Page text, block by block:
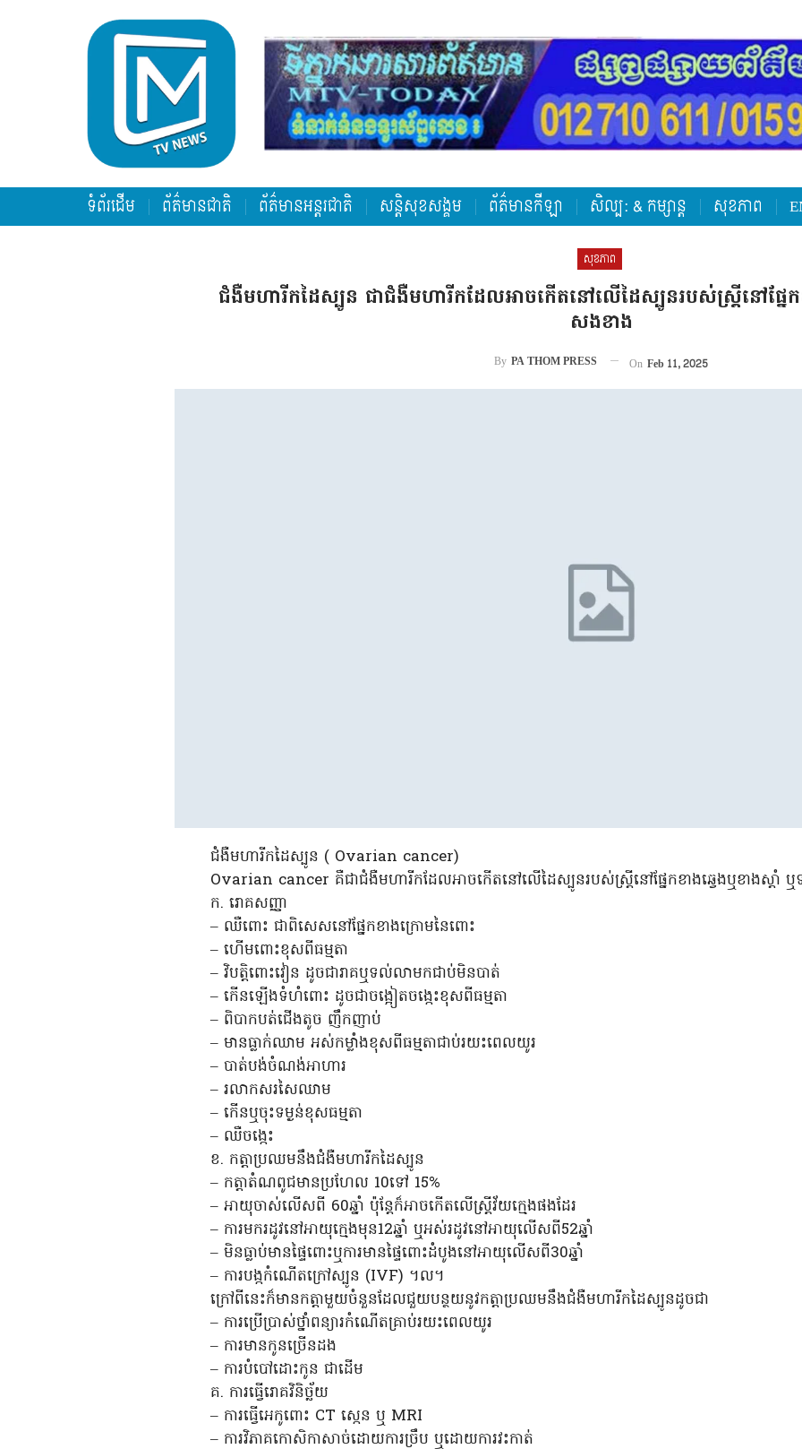
ទំព័រដើម ព័ត៌មានជាតិ ព័ត៌មានអន្តរជាតិ សន្តិសុខសង្គម ព័ត៌មានកីឡា សិល្ប: & កម្សាន្ត សុខភាព
សុខភាព
ជំងឺមហារីកដៃស្បូន ជាជំងឺមហារីកដែលអាចកើតនៅលើដៃស្បូនរបស់ស្ត្រីនៅផ្នែកខ
សងខាង
By PA THOM PRESS On Feb 11, 2025
ជំងឺមហារីកដៃស្បូន ( Ovarian cancer)
Ovarian cancer គឺជាជំងឺមហារីកដែលអាចកើតនៅលើដៃស្បូនរបស់ស្ត្រីនៅផ្នែកខាងឆ្វេងឬខាងស្តាំ
ក. រោគសញ្ញា
– ឈឺពោះ ជាពិសេសនៅផ្នែកខាងក្រោមនៃពោះ
– ហើមពោះខុសពីធម្មតា
– វិបត្តិពោះវៀន ដូចជារាគឬទល់លាមកជាប់មិនបាត់
– កើនឡើងទំហំពោះ ដូចជាចង្អៀតចង្កេះខុសពីធម្មតា
– ពិបាកបត់ជើងតូច ញឹកញាប់
– មានធ្លាក់ឈាម អស់កម្លាំងខុសពីធម្មតាជាប់រយះពេលយូរ
– បាត់បង់ចំណង់អាហារ
– រលាកសរសៃឈាម
– កើនឬចុះទម្ងន់ខុសធម្មតា
– ឈឺចង្កេះ
ខ. កត្តាប្រឈមនឹងជំងឺមហារីកដៃស្បូន
– កត្តាតំណពូជមានប្រហែល 10ទៅ 15%
– អាយុចាស់លើសពី 60ឆ្នាំ ប៉ុន្តែក៏អាចកើតលើស្ត្រីវ័យក្មេងផងដែរ
– ការមករដូវនៅអាយុក្មេងមុន12ឆ្នាំ ឬអស់រដូវនៅអាយុលើសពី52ឆ្នាំ
– មិនធ្លាប់មានផ្ទៃពោះឬការមានផ្ទៃពោះដំបូងនៅអាយុលើសពី30ឆ្នាំ
– ការបង្កកំណើតក្រៅស្បូន (IVF) ។ល។
ក្រៅពីនេះក៏មានកត្តាមួយចំនួនដែលជួយបន្ថយនូវកត្តាប្រឈមនឹងជំងឺមហារីកដៃស្បូនដូចជា
– ការប្រើប្រាស់ថ្នាំពន្យារកំណើតគ្រាប់រយះពេលយូរ
– ការមានកូនច្រើនដង
– ការបំបៅដោះកូន ជាដើម
គ. ការធ្វើរោគវិនិច្ឆ័យ
– ការធ្វើអេកូពោះ CT ស្កេន ឬ MRI
– ការវិភាគកោសិកាសាច់ដោយការច្រឹប ឬដោយការវះកាត់